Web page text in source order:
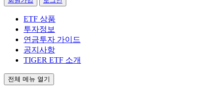
ETF 상품
투자정보
연금투자 가이드
공지사항
TIGER ETF 소개
전체 메뉴 열기